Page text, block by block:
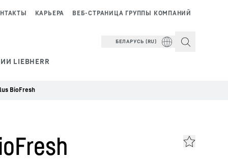
LIEBHERR
ВЕБ-СТРАНИЦА ГРУППЫ КОМПАНИЙ
КАРЬЕРА
БЕЛАРУСЬ (RU)
BioFresh